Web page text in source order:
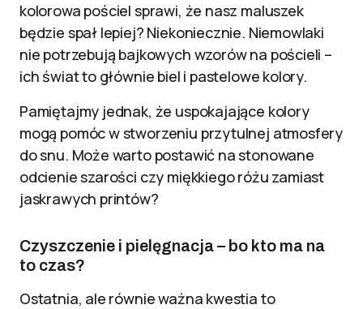
kolorowa pościel sprawi, że nasz maluszek
będzie spał lepiej? Niekoniecznie. Niemowlaki
nie potrzebują bajkowych wzorów na pościeli –
ich świat to głównie biel i pastelowe kolory.
Pamiętajmy jednak, że uspokajające kolory
mogą pomóc w stworzeniu przytulnej atmosfery
do snu. Może warto postawić na stonowane
odcienie szarości czy miękkiego różu zamiast
jaskrawych printów?
Czyszczenie i pielęgnacja – bo kto ma na
to czas?
Ostatnia, ale równie ważna kwestia to